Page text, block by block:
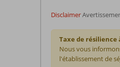
Disclaimer
Taxe de
Nous vous
l'établissement de